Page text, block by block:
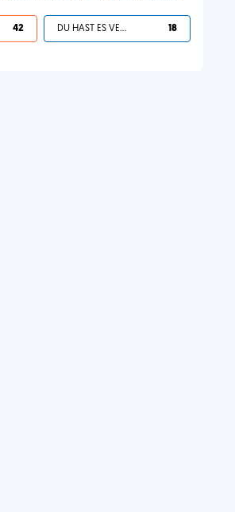
42 DU HAST ES VERDIENT 18